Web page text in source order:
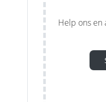
Help ons en